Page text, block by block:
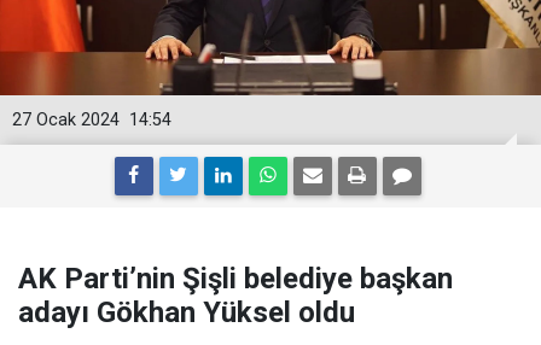
14:54
27 Ocak 2024
AK Parti’nin Şişli belediye başkan
adayı Gökhan Yüksel oldu